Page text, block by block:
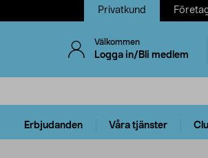
Privatkund
Välkommen
Logga in/Bli medlem
Erbjudanden Våra tjänster